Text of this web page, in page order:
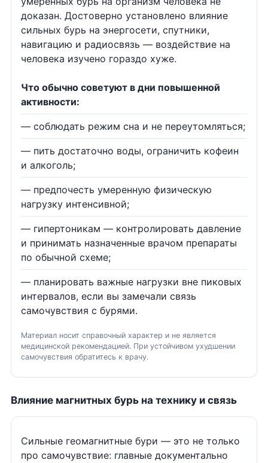
доказан. Достоверно установлено влияние
сильных бурь на энергосети, спутники,
навигацию и радиосвязь — воздействие на
человека изучено гораздо хуже.
Что обычно советуют в дни повышенной
активности:
— соблюдать режим сна и не переутомляться;
— пить достаточно воды, ограничить кофеин
и алкоголь;
— предпочесть умеренную физическую
нагрузку интенсивной;
— гипертоникам — контролировать давление
и принимать назначенные врачом препараты
по обычной схеме;
— планировать важные нагрузки вне пиковых
интервалов, если вы замечали связь
самочувствия с бурями.
Материал носит справочный характер и не является
медицинской рекомендацией. При устойчивом ухудшении
самочувствия обратитесь к врачу.
Влияние магнитных бурь на технику и связь
Сильные геомагнитные бури — это не только
про самочувствие: главные документально